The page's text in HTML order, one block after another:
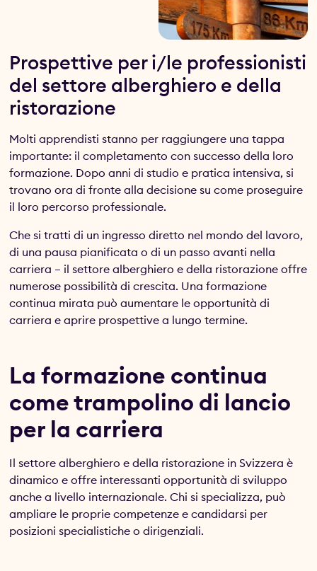
Prospettive per i/le professionisti
del settore alberghiero e della
ristorazione
Molti apprendisti stanno per raggiungere una tappa
importante: il completamento con successo della loro
formazione. Dopo anni di studio e pratica intensiva, si
trovano ora di fronte alla decisione su come proseguire
il loro percorso professionale.
Che si tratti di un ingresso diretto nel mondo del lavoro,
di una pausa pianificata o di un passo avanti nella
carriera – il settore alberghiero e della ristorazione offre
numerose possibilità di crescita. Una formazione
continua mirata può aumentare le opportunità di
carriera e aprire prospettive a lungo termine.
La formazione continua
come trampolino di lancio
per la carriera
Il settore alberghiero e della ristorazione in Svizzera è
dinamico e offre interessanti opportunità di sviluppo
anche a livello internazionale. Chi si specializza, può
ampliare le proprie competenze e candidarsi per
posizioni specialistiche o dirigenziali.